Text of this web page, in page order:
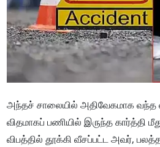
அந்தச் சாலையில் அதிவேகமாக வந்த
விதமாகப் பணியில் இருந்த கார்த்தி
விபத்தில் தூக்கி வீசப்பட்ட அவர்,